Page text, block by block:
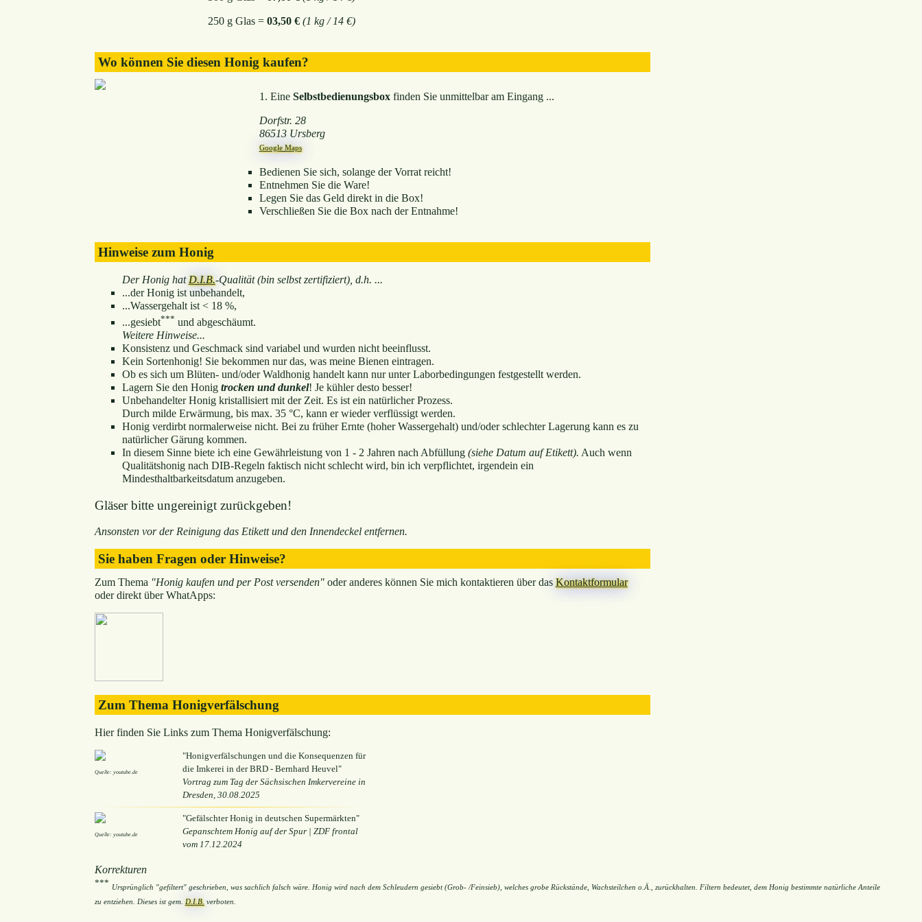
250 g Glas = 03,50 € (1 kg / 14 €)
Wo können Sie diesen Honig kaufen?
1. Eine Selbstbedienungsboxfinden Sie unmittelbar am Eingang ...
Dorfstr. 28
86513 Ursberg
Google Maps
Bedienen Sie sich, solange der Vorrat reicht!
Entnehmen Sie die Ware!
Legen Sie das Geld direkt in die Box!
Verschließen Sie die Box nach der Entnahme!
Hinweise zum Honig
Der Honig hatD.I.B.-Qualität (bin selbst zertifiziert), d.h. ...
...der Honig ist unbehandelt,
...Wassergehalt ist < 18 %,
...gesiebt*** und abgeschäumt.
Weitere Hinweise...
Konsistenz und Geschmack sind variabel und wurden nicht beeinflusst.
Kein Sortenhonig! Sie bekommen nur das, was meine Bienen eintragen.
Ob es sich um Blüten- und/oder Waldhonig handelt kann nur unter Laborbedingungen festgestellt werden.
Lagern Sie den Honig trocken und dunkel! Je kühler desto besser!
Unbehandelter Honig kristallisiert mit der Zeit. Es ist ein natürlicher Prozess.
Durch milde Erwärmung, bis max. 35 °C, kann er wieder verflüssigt werden.
Honig verdirbt normalerweise nicht. Bei zu früher Ernte (hoher Wassergehalt) und/oder schlechter Lagerung kann es zu
natürlicher Gärung kommen.
In diesem Sinne biete ich eine Gewährleistung von 1 - 2 Jahren nach Abfüllung (siehe Datum auf Etikett). Auch wenn
Qualitätshonig nach DIB-Regeln faktisch nicht schlecht wird, bin ich verpflichtet, irgendein ein
Mindesthaltbarkeitsdatum anzugeben.
Gläser bitte ungereinigt zurückgeben!
Ansonsten vor der Reinigung das Etikett und den Innendeckel entfernen.
Sie haben Fragen oder Hinweise?
Zum Thema "Honig kaufen und per Post versenden"oder anderes können Sie mich kontaktieren über das Kontaktformular
oder direkt über WhatApps:
Zum Thema Honigverfälschung
Hier finden Sie Links zum Thema Honigverfälschung:
Quelle: youtube.de
"Honigverfälschungen und die Konsequenzen für
die Imkerei in der BRD - Bernhard Heuvel"
Vortrag zum Tag der Sächsischen Imkervereine in
Dresden, 30.08.2025
Quelle: youtube.de
"Gefälschter Honig in deutschen Supermärkten"
Gepanschtem Honig auf der Spur | ZDF frontal
vom 17.12.2024
Korrekturen
*** Ursprünglich "gefiltert" geschrieben, was sachlich falsch wäre. Honig wird nach dem Schleudern gesiebt (Grob- /Feinsieb), welches grobe Rückstände, Wachsteilchen o.Ä., zurückhalten. Filtern bedeutet, dem Honig bestimmte natürliche Anteile
zu entziehen. Dieses ist gem. D.I.B.verboten.